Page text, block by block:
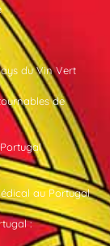
du Vin Vert
de
au Portugal
: